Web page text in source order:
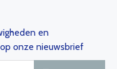
en
onze nieuwsbrief